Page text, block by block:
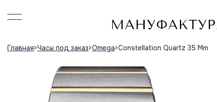
Главная Часы под заказ Omega Constellation Quartz 35 Mm